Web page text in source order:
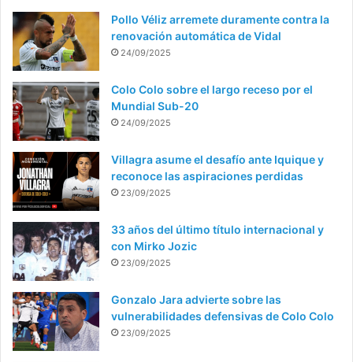
Pollo Véliz arremete duramente contra la
renovación automática de Vidal
24/09/2025
Colo Colo sobre el largo receso por el
Mundial Sub-20
24/09/2025
Villagra asume el desafío ante Iquique y
reconoce las aspiraciones perdidas
23/09/2025
33 años del último título internacional y
con Mirko Jozic
23/09/2025
Gonzalo Jara advierte sobre las
vulnerabilidades defensivas de Colo Colo
23/09/2025